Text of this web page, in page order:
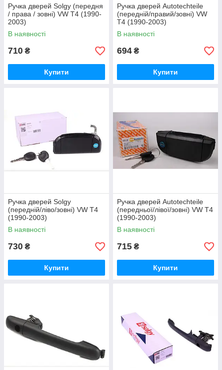
Ручка дверей Solgy (передня
/ права / зовні) VW T4 (1990-
2003)
В наявності
710 ₴
Купити
Ручка дверей Autotechteile
(передній/правий/зовні) VW
T4 (1990-2003)
В наявності
694 ₴
Купити
Ручка дверей Solgy
(передній/ліво/зовні) VW T4
(1990-2003)
В наявності
730 ₴
Купити
Ручка дверей Autotechteile
(передньої/лівої/зовні) VW T4
(1990-2003)
В наявності
715 ₴
Купити